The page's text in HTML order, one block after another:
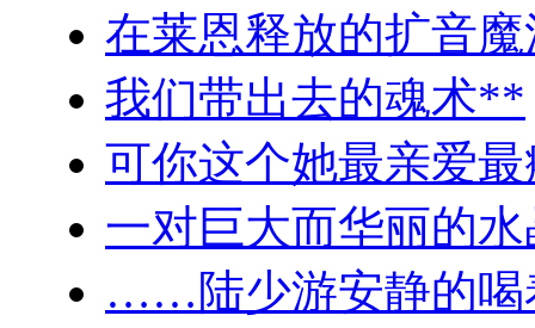
在莱恩释放的扩音
我们带出去的魂术**
可你这个她最亲爱
一对巨大而华丽的
……陆少游安静的喝